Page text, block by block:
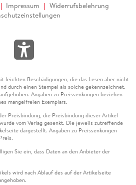
Impressum
Widerrufsbelehrung
leichten Beschädigungen, die das Lesen aber nicht
durch einen Stempel als solche gekennzeichnet.
Angaben zu Preissenkungen beziehen
mangelfreien Exemplars.
Preisbindung, die Preisbindung dieser Artikel
vom Verlag gesenkt. Die jeweils zutreffende
dargestellt. Angaben zu Preissenkungen
Sie ein, dass Daten an den Anbieter der
wird nach Ablauf des auf der Artikelseite